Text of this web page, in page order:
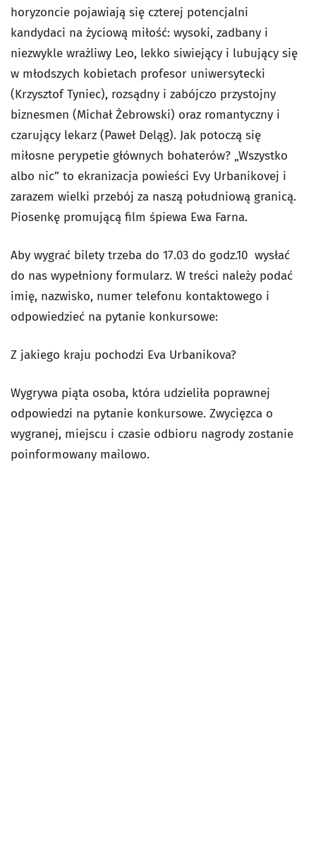
horyzoncie pojawiają się czterej potencjalni
kandydaci na życiową miłość: wysoki, zadbany i
niezwykle wrażliwy Leo, lekko siwiejący i lubujący się
w młodszych kobietach profesor uniwersytecki
(Krzysztof Tyniec), rozsądny i zabójczo przystojny
biznesmen (Michał Żebrowski) oraz romantyczny i
czarujący lekarz (Paweł Deląg). Jak potoczą się
miłosne perypetie głównych bohaterów? „Wszystko
albo nic” to ekranizacja powieści Evy Urbanikovej i
zarazem wielki przebój za naszą południową granicą.
Piosenkę promującą film śpiewa Ewa Farna.
Aby wygrać bilety trzeba do 17.03 do godz.10 wysłać
do nas wypełniony formularz. W treści należy podać
imię, nazwisko, numer telefonu kontaktowego i
odpowiedzieć na pytanie konkursowe:
Z jakiego kraju pochodzi Eva Urbanikova?
Wygrywa piąta osoba, która udzieliła poprawnej
odpowiedzi na pytanie konkursowe. Zwycięzca o
wygranej, miejscu i czasie odbioru nagrody zostanie
poinformowany mailowo.